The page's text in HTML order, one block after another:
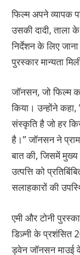
फिल्म अपने व्यापक
उसकी दादी, ताला
निर्देशन के लिए
पुरस्कार मान्यता
जॉनसन, जो फिल्म
किया। उन्होंने
संस्कृति है जो हर
है।” जॉनसन ने
बात की, जिसमें
उत्पत्ति को
सलाहकारों की
एमी और टोनी
डिज़्नी के प्रशंसित
ड्वेन जॉनसन माउई